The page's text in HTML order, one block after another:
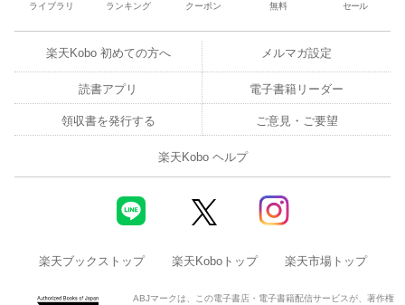
ライブラリ ランキング クーポン 無料 セール
楽天Kobo 初めての方へ メルマガ設定
読書アプリ 電子書籍リーダー
領収書を発行する ご意見・ご要望
楽天Kobo ヘルプ
楽天ブックストップ 楽天Koboトップ 楽天市場トップ
ABJマークは、この電子書店・電子書籍配信サービスが、著作権